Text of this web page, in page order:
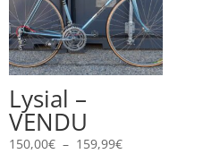
Lysial –
VENDU
150,00€ – 159,99€Plage